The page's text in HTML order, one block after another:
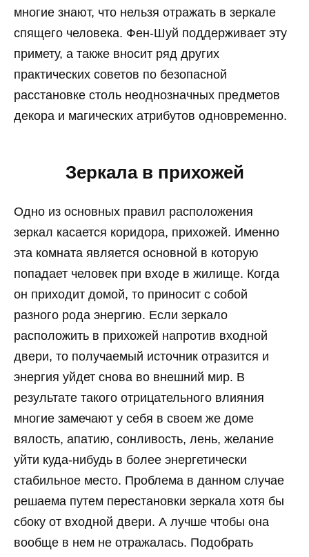
многие знают, что нельзя отражать в зеркале
спящего человека. Фен-Шуй поддерживает эту
примету, а также вносит ряд других
практических советов по безопасной
расстановке столь неоднозначных предметов
декора и магических атрибутов одновременно.
Зеркала в прихожей
Одно из основных правил расположения
зеркал касается коридора, прихожей. Именно
эта комната является основной в которую
попадает человек при входе в жилище. Когда
он приходит домой, то приносит с собой
разного рода энергию. Если зеркало
расположить в прихожей напротив входной
двери, то получаемый источник отразится и
энергия уйдет снова во внешний мир. В
результате такого отрицательного влияния
многие замечают у себя в своем же доме
вялость, апатию, сонливость, лень, желание
уйти куда-нибудь в более энергетически
стабильное место. Проблема в данном случае
решаема путем перестановки зеркала хотя бы
сбоку от входной двери. А лучше чтобы она
вообще в нем не отражалась. Подобрать